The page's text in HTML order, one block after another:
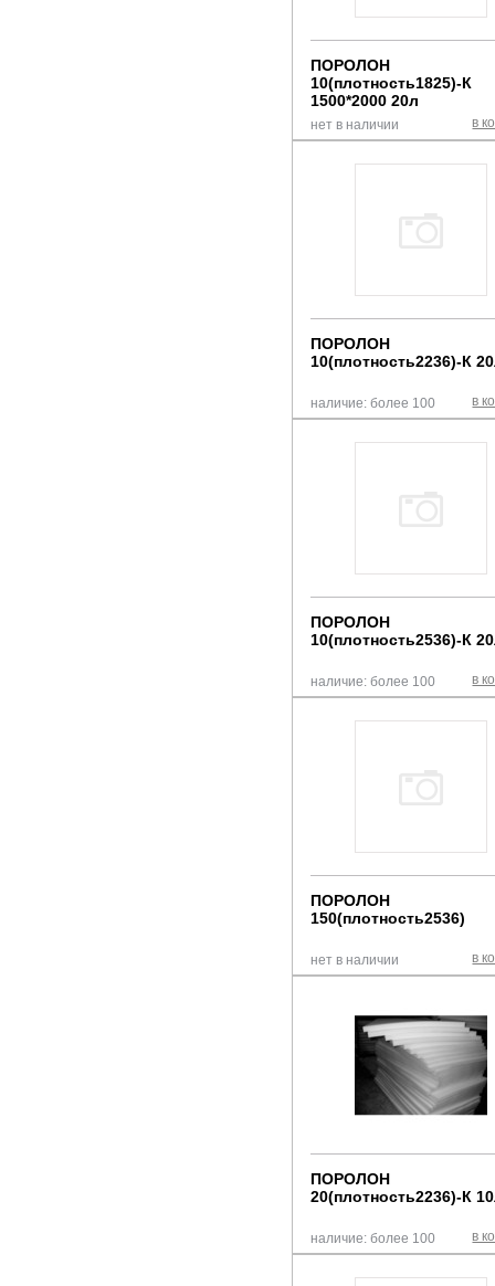
ПОРОЛОН
10(плотность1825)-К
1500*2000 20л
в
нет в наличии
ПОРОЛОН
10(плотность2236)-К
в
наличие: более 100
ПОРОЛОН
10(плотность2536)-К
в
наличие: более 100
ПОРОЛОН
150(плотность2536)
в
нет в наличии
ПОРОЛОН
20(плотность2236)-К
в
наличие: более 100